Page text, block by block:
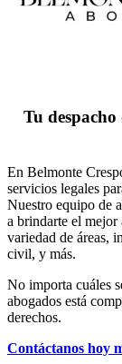
Tu
En Belmonte
servicios legales
Nuestro equipo de
a brindarte el mejor
variedad de áreas,
civil, y más.
No importa cuáles
abogados está
derechos.
Contáctanos hoy